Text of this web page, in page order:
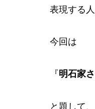
表現する
今回は
『明石家
と題して、